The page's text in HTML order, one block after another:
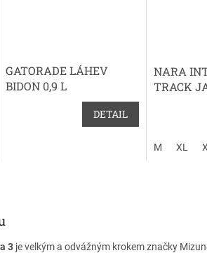
GATORADE LÁHEV
BIDON 0,9 L
DETAIL
NARA
TRACK
M XL
3 je velkým a odvážným krokem značky